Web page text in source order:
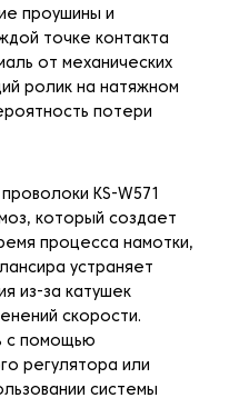
проушины и
точке контакта
от механических
ролик на натяжном
потери
KS-W571
который создает
процесса намотки,
устраняет
из-за катушек
скорости.
с помощью
регулятора или
системы